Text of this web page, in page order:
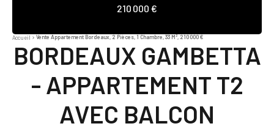
210 000 €
Accueil Vente Appartement Bordeaux, 2 Pièces, 1 Chambre, 33 M², 210 000 €
BORDEAUX GAMBETTA
- APPARTEMENT T2
AVEC BALCON